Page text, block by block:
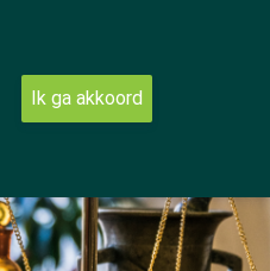
Ik ga akkoord